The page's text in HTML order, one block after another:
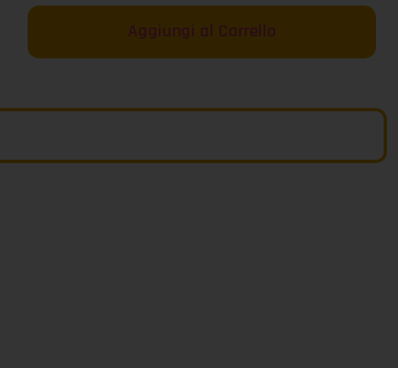
Aggiungi al Carrello